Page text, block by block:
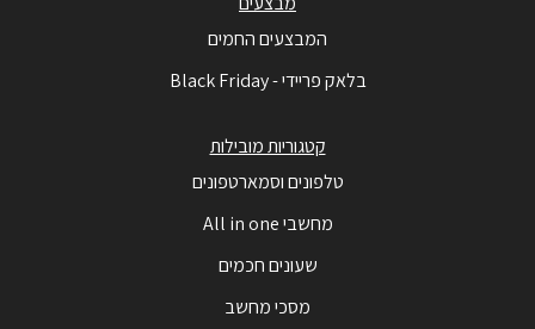
המבצעים החמים
בלאק פריידי - Black Friday
קטגוריות מובילות
טלפונים וסמארטפונים
מחשבי All in one
שעונים חכמים
מסכי מחשב